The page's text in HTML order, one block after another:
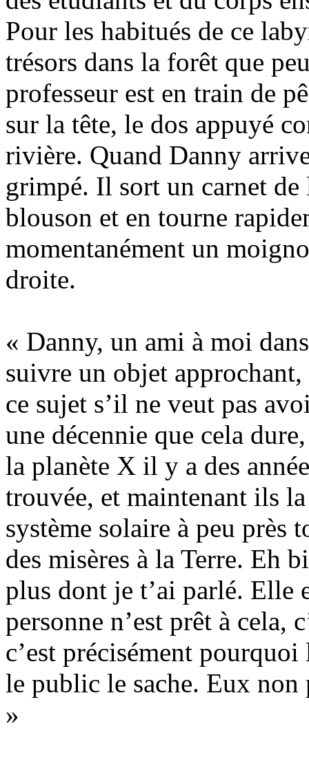
Pour les habitués de ce
trésors dans la forêt que
professeur est en train de
sur la tête, le dos appuyé
rivière. Quand Danny
grimpé. Il sort un carnet
blouson et en tourne
momentanément un
droite.
« Danny, un ami à moi
suivre un objet
ce sujet s’il ne veut pas
une décennie que cela
la planète X il y a des
trouvée, et maintenant ils
système solaire à peu près
des misères à la Terre. Eh
plus dont je t’ai parlé. Elle
personne n’est prêt à cela,
c’est précisément
le public le sache. Eux non
»